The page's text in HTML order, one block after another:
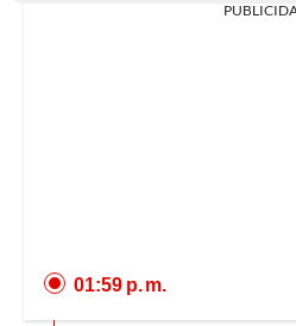
01:59 p. m.